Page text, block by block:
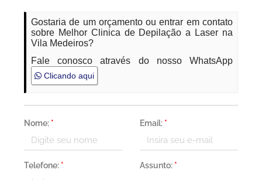
Gostaria de um orçamento ou entrar em contato
sobre Melhor Clinica de Depilação a Laser na
Vila Medeiros?
Fale conosco através do nosso WhatsApp
Clicando aqui
Nome: * Email: *
Telefone: * Assunto: *